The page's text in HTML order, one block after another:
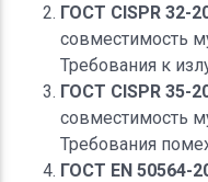
ГОСТ CISPR 32-
совместимость
Требования к
ГОСТ CISPR 35-
совместимость
Требования
ГОСТ EN 50564-